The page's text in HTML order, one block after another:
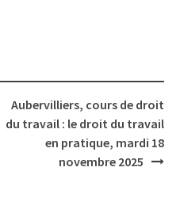
Aubervilliers, cours de droit
du travail : le droit du travail
en pratique, mardi 18
novembre 2025